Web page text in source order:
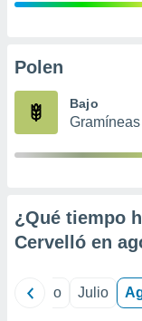
publicidad
de
Polen
Bajo
Gramíneas
¿Qué tiempo
Cervelló en
Junio Julio